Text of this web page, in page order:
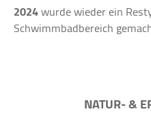
2024wurde wieder ein
Schwimmbadbereich
NATUR- &